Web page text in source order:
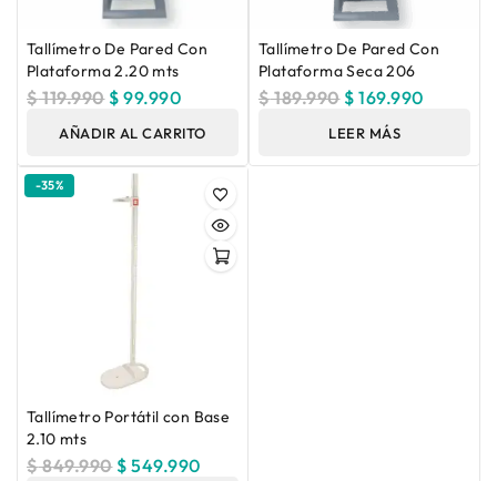
Tallímetro De Pared Con
Plataforma 2.20 mts
$119.990 $ 99.990
AÑADIR AL CARRITO
Tallímetro De Pared Con
Plataforma Seca 206
$189.990 $ 169.990
LEER MÁS
-35%
Tallímetro Portátil con Base
2.10 mts
$849.990 $ 549.990